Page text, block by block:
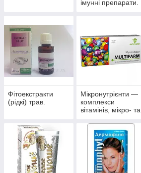
імунні препарати.
Фітоекстракти
(рідкі) трав.
Мікронутрієнти —
комплекси
вітамінів, мікро- та